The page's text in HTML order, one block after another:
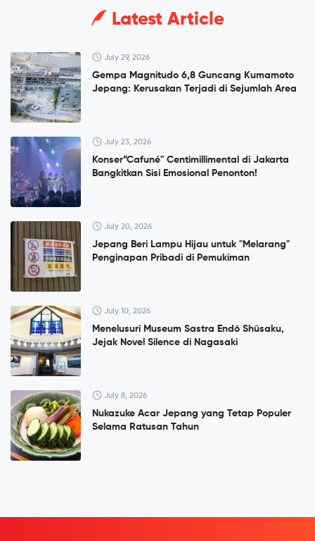
Latest Article
July 29, 2026
Gempa Magnitudo 6,8 Guncang Kumamoto
Jepang: Kerusakan Terjadi di Sejumlah Area
July 23, 2026
Konser”Cafuné" Centimillimental di Jakarta
Bangkitkan Sisi Emosional Penonton!
July 20, 2026
Jepang Beri Lampu Hijau untuk "Melarang"
Penginapan Pribadi di Pemukiman
July 10, 2026
Menelusuri Museum Sastra Endō Shūsaku,
Jejak Novel Silence di Nagasaki
July 8, 2026
Nukazuke Acar Jepang yang Tetap Populer
Selama Ratusan Tahun